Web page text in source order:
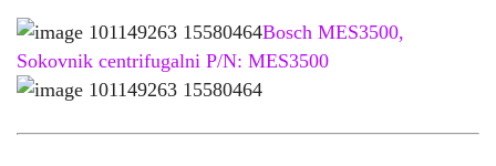
Bosch MES3500,
Sokovnik centrifugalni P/N: MES3500